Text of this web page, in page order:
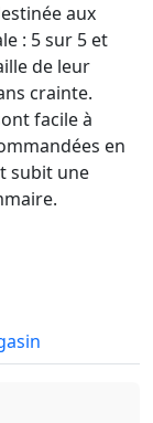
aux
: 5 sur 5 et
de leur
crainte.
facile à
en
subit une